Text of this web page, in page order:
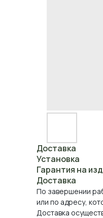
Доставка
Установка
Гарантия на
Доставка
По завершении
или по адресу,
Доставка